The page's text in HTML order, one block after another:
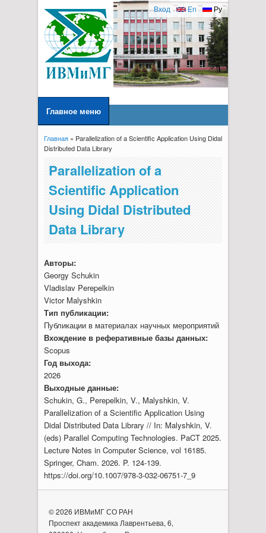
Ру
En
Вход
Главное меню
Вы здесь
Главная» Parallelization of a Scientific Application Using Didal
Distributed Data Library
Parallelization of a
Scientific Application
Using Didal Distributed
Data Library
Авторы:
Georgy Schukin
Vladislav Perepelkin
Victor Malyshkin
Тип публикации:
Публикации в материалах научных мероприятий
Вхождение в реферативные базы данных:
Scopus
Год выхода:
2026
Выходные данные:
Schukin, G., Perepelkin, V., Malyshkin, V.
Parallelization of a Scientific Application Using
Didal Distributed Data Library // In: Malyshkin, V.
(eds) Parallel Computing Technologies. PaCT 2025.
Lecture Notes in Computer Science, vol 16185.
Springer, Cham. 2026. P. 124-139.
https://doi.org/10.1007/978-3-032-06751-7_9
© 2026 ИВМиМГ СО РАН
Проспект академика Лаврентьева, 6,